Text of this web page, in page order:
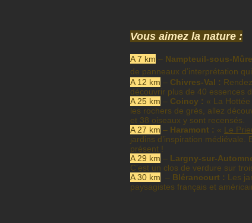
Vous aimez la nature :
A 7 km – Nampteuil-sous-
de panneaux d’interprétation
A 12 km – Chivres-Val :
découvrir plus de 40 essences
A 25 km – Coincy : « La
les rochers de grès, allez
et 38 oiseaux y sont recensés.
A 27 km – Haramont : « Le
jardins d’inspiration médiévale.
présent !
A 29 km – Largny-sur-
C’est un clos de verdure sur
A 30 km – Blérancourt : Les
paysagistes français et